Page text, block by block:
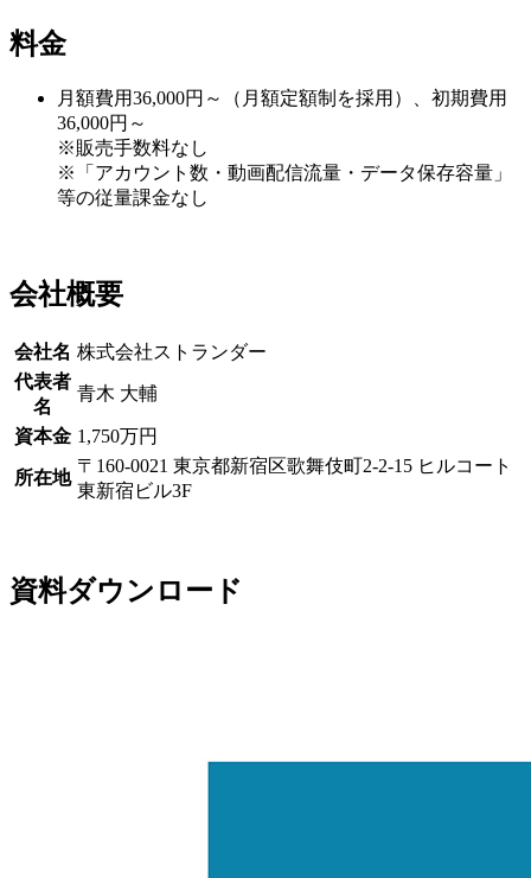
料金
月額費用36,000円～（月額定額制を採用）、初期費用
36,000円～
※販売手数料なし
※「アカウント数・動画配信流量・データ保存容量」
等の従量課金なし
会社概要
会社名 株式会社ストランダー
代表者
名
青木 大輔
資本金 1,750万円
所在地
〒160-0021 東京都新宿区歌舞伎町2-2-15 ヒルコート
東新宿ビル3F
資料ダウンロード